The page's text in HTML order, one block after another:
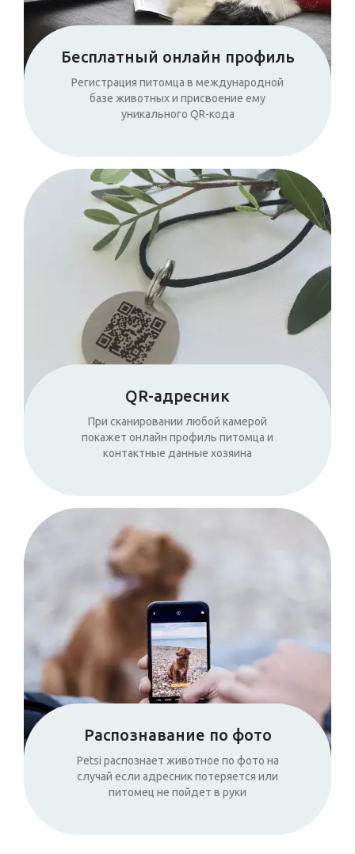
Бесплатный онлайн профиль
Регистрация питомца в международной
базе животных и присвоение ему
уникального QR-кода
QR-адресник
При сканировании любой камерой
покажет онлайн профиль питомца и
контактные данные хозяина
Распознавание по фото
Petsi распознает животное по фото на
случай если адресник потеряется или
питомец не пойдет в руки